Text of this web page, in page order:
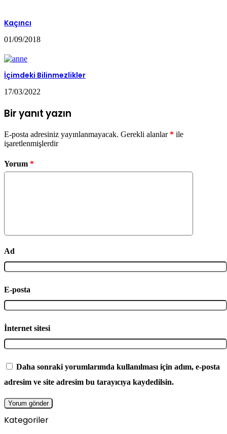
Kaçıncı
01/09/2018
İçimdeki Bilinmezlikler
17/03/2022
Bir yanıt yazın
E-posta adresiniz yayınlanmayacak. Gerekli alanlar* ile
işaretlenmişlerdir
Yorum *
Ad
E-posta
İnternet sitesi
Daha sonraki yorumlarımda kullanılması için adım, e-posta
adresim ve site adresim bu tarayıcıya kaydedilsin.
Kategoriler